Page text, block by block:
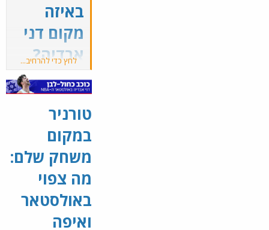
באיזה
מקום דני
אבדיה?
דירוג כל
השחקנים
באולסטאר
ה-NBA
גם ללא
שיי, קרי
ויאניס,
לחץ כדי להרחיב...
טורניר
במקום
משחק שלם:
מה צפוי
באולסטאר
ואיפה